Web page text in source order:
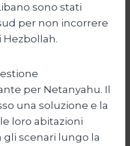
sono stati
per non incorrere
per Netanyahu. Il
una soluzione e la
loro abitazioni
scenari lungo la